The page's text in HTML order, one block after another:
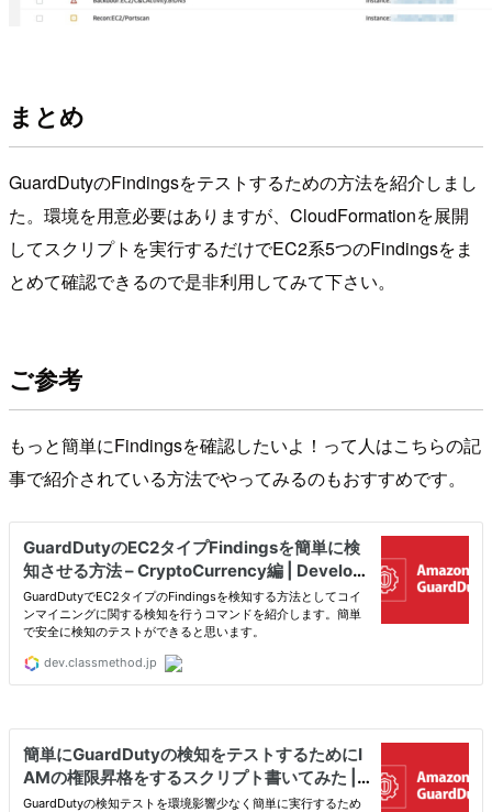
まとめ
GuardDutyのFindingsをテストするための方法を紹介しまし
た。環境を用意必要はありますが、CloudFormationを展開
してスクリプトを実行するだけでEC2系5つのFindingsをま
とめて確認できるので是非利用してみて下さい。
ご参考
もっと簡単にFindingsを確認したいよ！って人はこちらの記
事で紹介されている方法でやってみるのもおすすめです。